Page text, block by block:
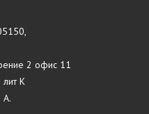
2 офис 11
лит К
А.